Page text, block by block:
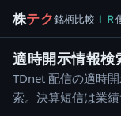
株テク銘柄比較 ＩＲ
適時開示情報検
TDnet 配信の適時
索。決算短信は業績